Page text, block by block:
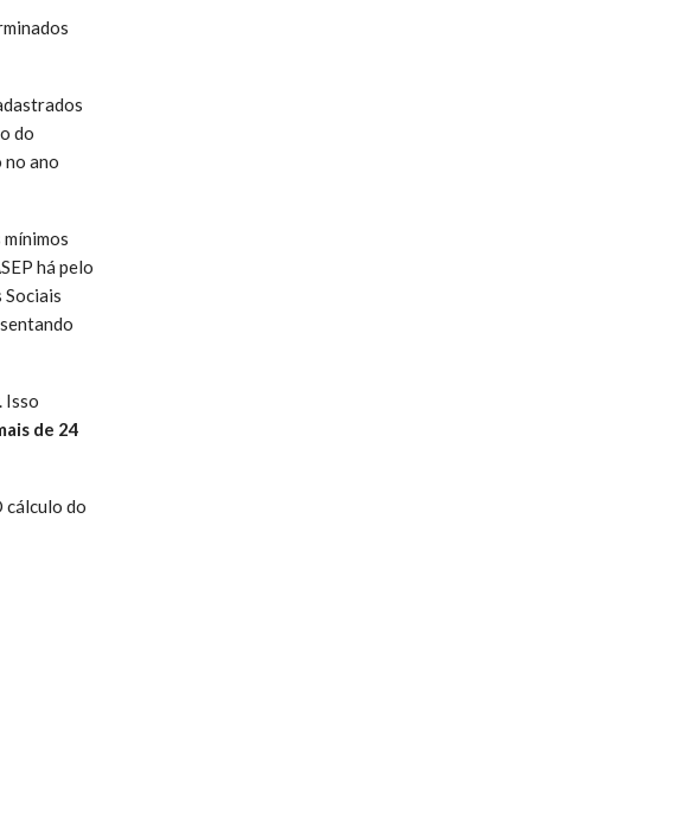
do
no ano
há pelo
Sociais
Isso
de 24
cálculo do